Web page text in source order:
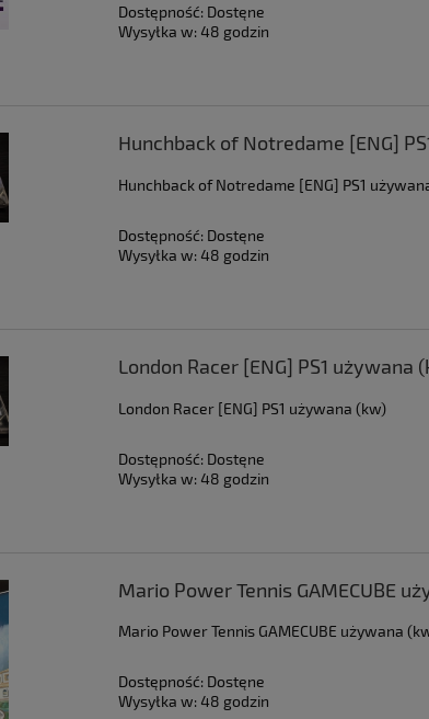
Dostępność: Dostęne
Wysyłka w: 48 godzin
Hunchback of Notredame [ENG]
Hunchback of Notredame [ENG] PS1
Dostępność: Dostęne
Wysyłka w: 48 godzin
London Racer [ENG] PS1 używana
London Racer [ENG] PS1 używana (kw)
Dostępność: Dostęne
Wysyłka w: 48 godzin
Mario Power Tennis GAMECUBE
Mario Power Tennis GAMECUBE używana
Dostępność: Dostęne
Wysyłka w: 48 godzin